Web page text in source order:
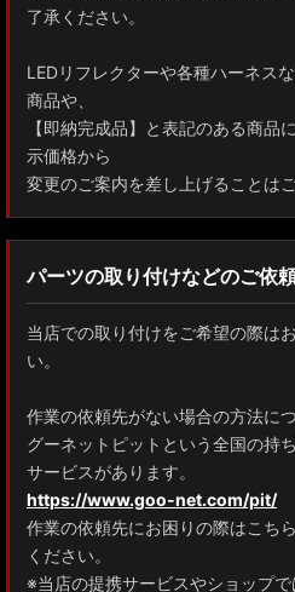
了承ください。
LEDリフレクターや各種ハーネス
商品や、
【即納完成品】と表記のある商品
示価格から
変更のご案内を差し上げることは
パーツの取り付けなどのご依
当店での取り付けをご希望の際は
い。
作業の依頼先がない場合の方法に
グーネットピットという全国の持
サービスがあります。
https://www.goo-net.com/pit/
作業の依頼先にお困りの際はこち
ください。
※当店の提携サービスやショップ